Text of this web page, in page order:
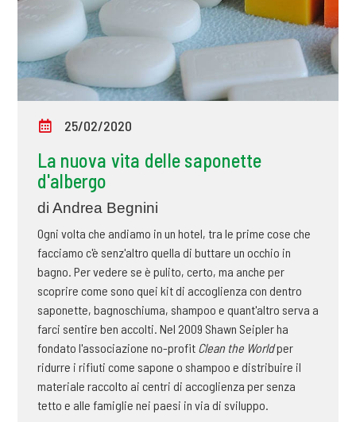
25/02/2020
La nuova vita delle saponette
d'albergo
di Andrea Begnini
Ogni volta che andiamo in un hotel, tra le prime cose che
facciamo c'è senz'altro quella di buttare un occhio in
bagno. Per vedere se è pulito, certo, ma anche per
scoprire come sono quei kit di accoglienza con dentro
saponette, bagnoschiuma, shampoo e quant'altro serva a
farci sentire ben accolti. Nel 2009 Shawn Seipler ha
fondato l'associazione no-profit Clean the Worldper
ridurre i rifiuti come sapone o shampoo e distribuire il
materiale raccolto ai centri di accoglienza per senza
tetto e alle famiglie nei paesi in via di sviluppo.